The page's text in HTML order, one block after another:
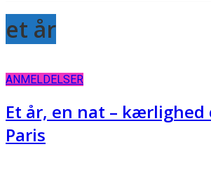
et år
ANMELDELSER
Et år, en nat – kærlighed
Paris